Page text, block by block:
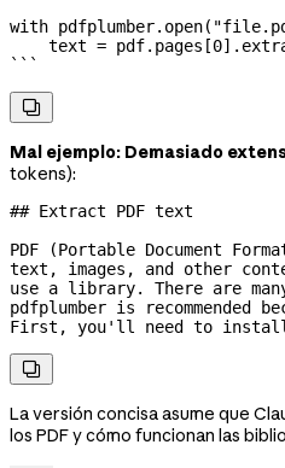
with pdfplumber.open(
    text
= pdf.pages[0
```

Mal ejemplo: Demasiado
tokens):
## Extract PDF text
PDF (Portable Document
text, images, and other
use a library. There are
pdfplumber is recommended
First, you'll need to install

La versión concisa asume que
los PDF y cómo funcionan las